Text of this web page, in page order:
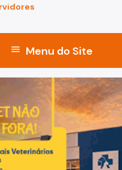
menu Menu do Site
caramelo e uma